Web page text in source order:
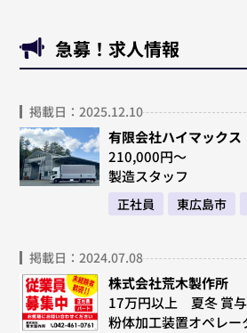
急募！求人情報
掲載日：2025.12.10
有限会社ハイマックス
210,000円～
製造スタッフ
正社員 東広島市
掲載日：2024.07.08
株式会社荒木製作所
17万円以上 夏冬 賞与
粉体加工装置オペレー